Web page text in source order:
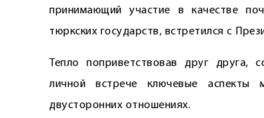
принимающий участие в качестве
тюркских государств, встретился с
Тепло поприветствовав друг друга,
личной встрече ключевые аспекты
двусторонних отношениях.